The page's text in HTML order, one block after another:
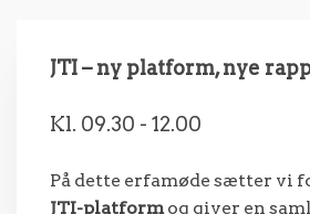
JTI – ny platform, nye
Kl. 09.30 - 12.00
På dette erfamøde sætter vi
JTI-platformog giver en